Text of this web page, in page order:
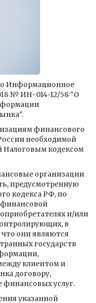
Информационное
№ ИН-014-12/58 "О
финансового
необходимой
Налоговым кодексом
организации
предусмотренную
кодекса РФ, по
финансовой
и/или
в
они являются
государств
клиентом и
договору,
финансовых услуг.
указанной